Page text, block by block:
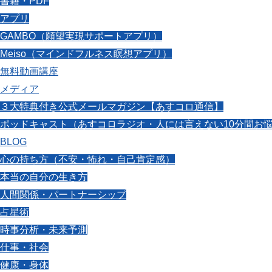
アプリ
GAMBO（願望実現サポートアプリ）
Meiso（マインドフルネス瞑想アプリ）
無料動画講座
メディア
３大特典付き公式メールマガジン【あすコロ通信】
ポッドキャスト（あすコロラジオ・人には言えない10分間お悩
BLOG
心の持ち方（不安・怖れ・自己肯定感）
本当の自分の生き方
人間関係・パートナーシップ
占星術
時事分析・未来予測
仕事・社会
健康・身体